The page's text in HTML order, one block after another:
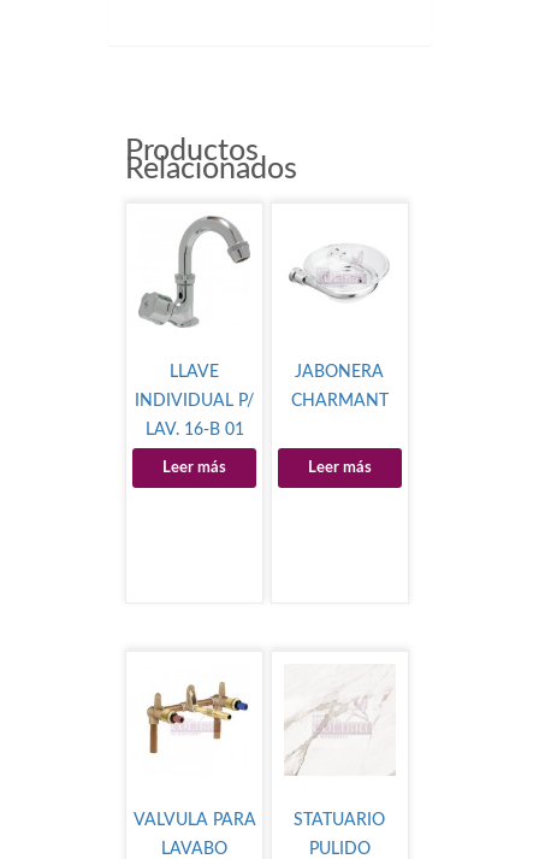
Productos
Relacionados
LLAVE
INDIVIDUAL P/
LAV. 16-B 01
Leer más
JABONERA
CHARMANT
Leer más
VALVULA PARA
LAVABO
STATUARIO
PULIDO